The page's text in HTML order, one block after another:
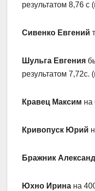
результатом 8,76 с
Сивенко Евгений
Шульга Евгения
результатом 7,72с.
Кравец Максим на
Кривопуск Юрий
Бражник
Юхно Ирина на